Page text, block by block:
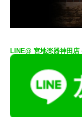
LINE@ 宮地楽器神田店